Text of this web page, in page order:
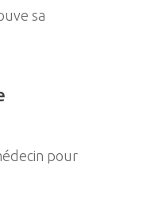
sa
pour